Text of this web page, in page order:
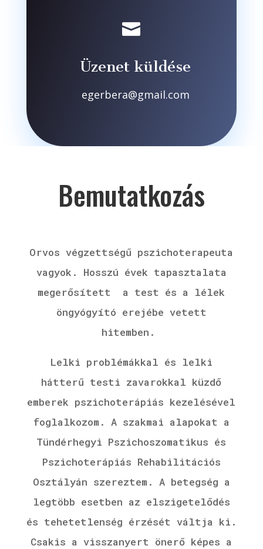

Üzenet küldése
egerbera@gmail.com
Bemutatkozás
Orvos végzettségű pszichoterapeuta
vagyok. Hosszú évek tapasztalata
megerősített a test és a lélek
öngyógyító erejébe vetett
hitemben.
Lelki problémákkal és lelki
hátterű testi zavarokkal küzdő
emberek pszichoterápiás kezelésével
foglalkozom. A szakmai alapokat a
Tündérhegyi Pszichoszomatikus és
Pszichoterápiás Rehabilitációs
Osztályán szereztem. A betegség a
legtöbb esetben az elszigetelődés
és tehetetlenség érzését váltja ki.
Csakis a visszanyert önerő képes a